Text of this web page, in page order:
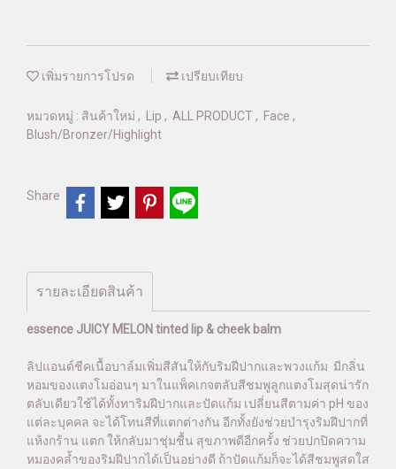
เพิ่มรายการโปรด เปรียบเทียบ
หมวดหมู่ : สินค้าใหม่ , Lip , ALL PRODUCT , Face ,
Blush/Bronzer/Highlight
Share
รายละเอียดสินค้า
essence JUICY MELON tinted lip & cheek balm
ลิปแอนด์ชีคเนื้อบาล์มเพิ่มสีสันให้กับริมฝีปากและพวงแก้ม มีกลิ่น
หอมของแตงโมอ่อนๆ มาในแพ็คเกจตลับสีชมพูลูกแตงโมสุดน่ารัก
ตลับเดียวใช้ได้ทั้งทาริมฝีปากและปัดแก้ม เปลี่ยนสีตามค่า pH ของ
แต่ละบุคคล จะได้โทนสีที่แตกต่างกัน อีกทั้งยังช่วยบำรุงริมฝีปากที่
แห้งกร้าน แตก ให้กลับมาชุ่มชื้น สุขภาพดีอีกครั้ง ช่วยปกปิดความ
หมองคล้ำของริมฝีปากได้เป็นอย่างดี ถ้าปัดแก้มก็จะได้สีชมพูสดใส